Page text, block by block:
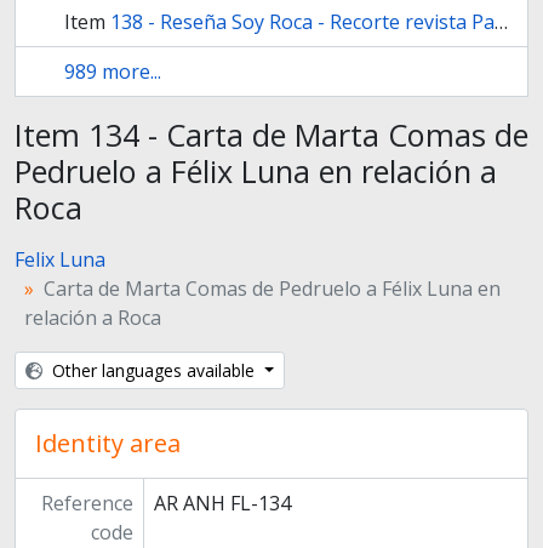
Item 138 - Reseña Soy Roca - Recorte revista Palabra Suelta de Ecuador
989 more...
Item 134 - Carta de Marta Comas de
Pedruelo a Félix Luna en relación a
Roca
Felix Luna
Carta de Marta Comas de Pedruelo a Félix Luna en
relación a Roca
Other languages available
Identity area
Reference
code
AR ANH FL-134